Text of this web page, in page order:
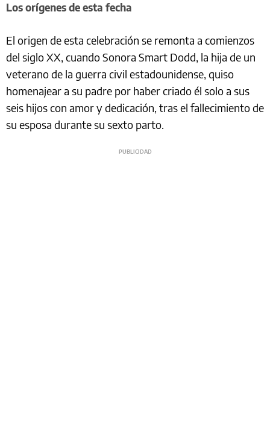
Los orígenes de esta fecha
El origen de esta celebración se remonta a comienzos
del siglo XX, cuando Sonora Smart Dodd, la hija de un
veterano de la guerra civil estadounidense, quiso
homenajear a su padre por haber criado él solo a sus
seis hijos con amor y dedicación, tras el fallecimiento de
su esposa durante su sexto parto.